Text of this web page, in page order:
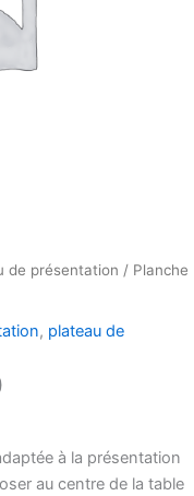
de présentation / Planche
, plateau de
à la présentation
au centre de la table